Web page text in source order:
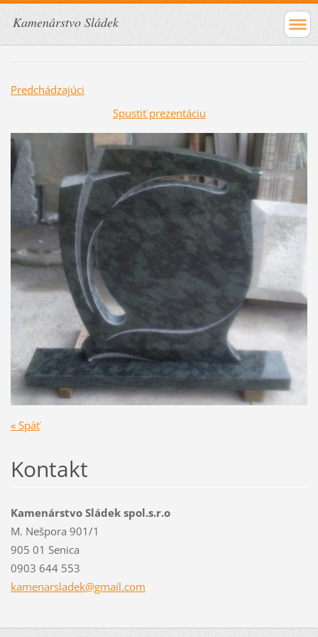
Kamenárstvo Sládek
Predchádzajúci
Spustiť prezentáciu
« Späť
Kontakt
Kamenárstvo Sládek spol.s.r.o
M. Nešpora 901/1
905 01 Senica
0903 644 553
kamenarsladek@gmail.com